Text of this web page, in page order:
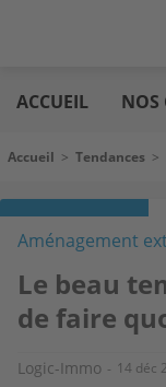
au
contenu
immo
ACCUEIL NOS
Fil d'Ariane
Accueil > Tendances >
Aménagement
Le beau
de faire
Logic-Immo
14 déc